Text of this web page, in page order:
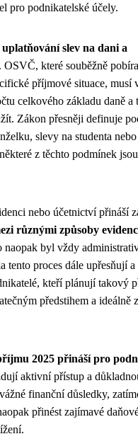
pro podnikatelské účely.
uplatňování slev na dani a
. OSVČ, které souběžně
příjmové situace, musí
celkového základu daně a
Zákon přesněji definuje
slevy na studenta
z těchto podmínek
nebo účetnictví přináší
různými způsoby
naopak byl vždy
tento proces dále upřesňují a
kteří plánují takový
předstihem a ideálně
2025 přináší pro
aktivní přístup a
finanční důsledky,
přinést zajímavé